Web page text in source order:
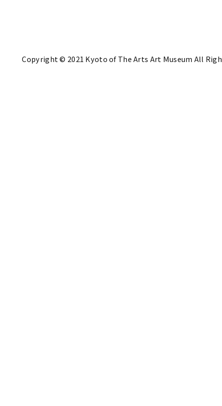
Copyright © 2021 Kyoto of The Arts Art Museum All